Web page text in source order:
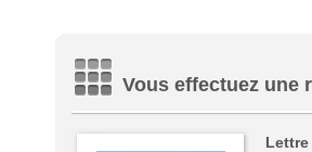
Vous effectuez une